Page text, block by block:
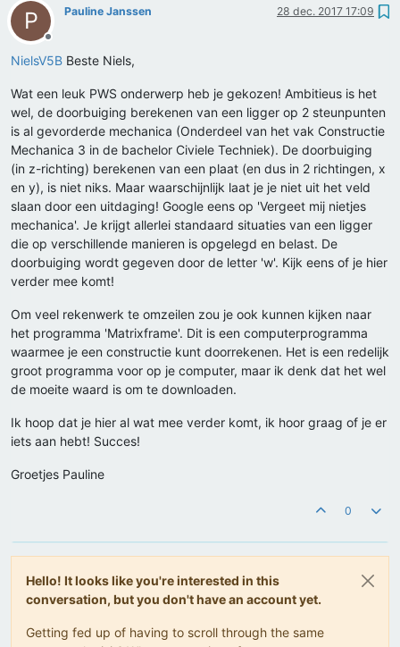
P
Offline
Pauline Janssen 28 dec. 2017 17:09
NielsV5B Beste Niels,
Wat een leuk PWS onderwerp heb je gekozen! Ambitieus is het
wel, de doorbuiging berekenen van een ligger op 2 steunpunten
is al gevorderde mechanica (Onderdeel van het vak Constructie
Mechanica 3 in de bachelor Civiele Techniek). De doorbuiging
(in z-richting) berekenen van een plaat (en dus in 2 richtingen, x
en y), is niet niks. Maar waarschijnlijk laat je je niet uit het veld
slaan door een uitdaging! Google eens op 'Vergeet mij nietjes
mechanica'. Je krijgt allerlei standaard situaties van een ligger
die op verschillende manieren is opgelegd en belast. De
doorbuiging wordt gegeven door de letter 'w'. Kijk eens of je hier
verder mee komt!
Om veel rekenwerk te omzeilen zou je ook kunnen kijken naar
het programma 'Matrixframe'. Dit is een computerprogramma
waarmee je een constructie kunt doorrekenen. Het is een redelijk
groot programma voor op je computer, maar ik denk dat het wel
de moeite waard is om te downloaden.
Ik hoop dat je hier al wat mee verder komt, ik hoor graag of je er
iets aan hebt! Succes!
Groetjes Pauline
0
Hello! It looks like you're interested in this
conversation, but you don't have an account yet.
Getting fed up of having to scroll through the same